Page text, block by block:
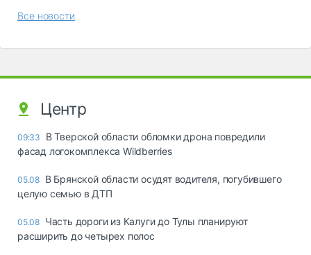
Все новости
Центр
09:33
В Тверской области обломки дрона повредили
фасад логокомплекса Wildberries
05.08 В Брянской области осудят водителя, погубившего
целую семью в ДТП
05.08 Часть дороги из Калуги до Тулы планируют
расширить до четырех полос